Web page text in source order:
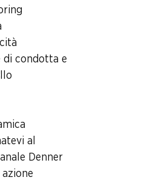
di condotta e
al
Denner
di contanti con Post-Card /